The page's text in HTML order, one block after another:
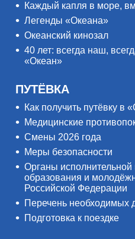
Каждый капля в море,
Легенды «Океана»
Океанский кинозал
40 лет: всегда наш,
«Океан»
ПУТЁВКА
Как получить путёвку в
Медицинские
Смены 2026 года
Меры безопасности
Органы
образования и
Российской Федерации
Перечень необходимых
Подготовка к поездке